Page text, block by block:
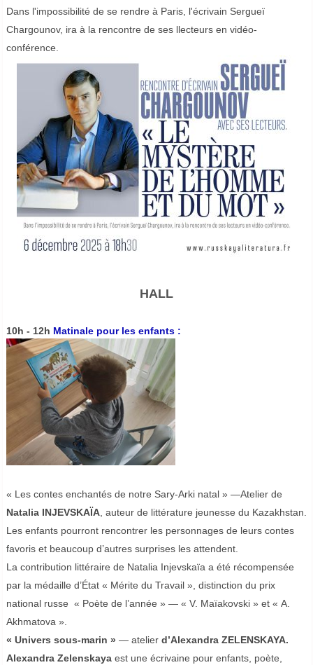
Dans l'impossibilité de se rendre à Paris, l'écrivain Sergueï
Chargounov, ira à la rencontre de ses llecteurs en vidéo-
conférence.
HALL
10h - 12h Matinale pour les enfants :
« Les contes enchantés de notre Sary-Arki natal » —Atelier de
Natalia INJEVSKAÏA, auteur de littérature jeunesse du Kazakhstan.
Les enfants pourront rencontrer les personnages de leurs contes
favoris et beaucoup d’autres surprises les attendent.
La contribution littéraire de Natalia Injevskaïa a été récompensée
par la médaille d’État « Mérite du Travail », distinction du prix
national russe « Poète de l’année » — « V. Maïakovski » et « A.
Akhmatova ».
« Univers sous-marin » — atelier d’Alexandra ZELENSKAYA.
Alexandra Zelenskayaest une écrivaine pour enfants, poète,